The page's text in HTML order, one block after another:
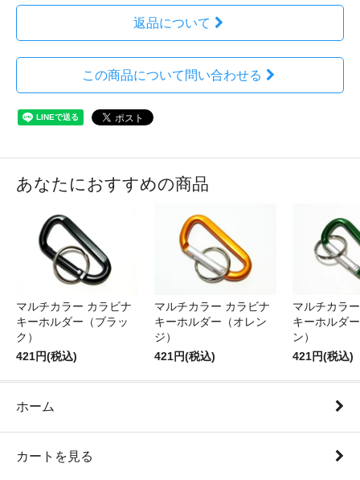
返品について
この商品について問い合わせる
あなたにおすすめの商品
マルチカラー カラビナ
キーホルダー（ブラッ
ク）
421円(税込)
マルチカラー カラビナ
キーホルダー（オレン
ジ）
421円(税込)
マルチカラ
キーホルダ
ン）
421円(税込)
ホーム
カートを見る